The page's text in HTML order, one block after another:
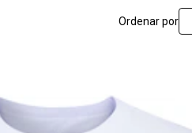
Ordenar por